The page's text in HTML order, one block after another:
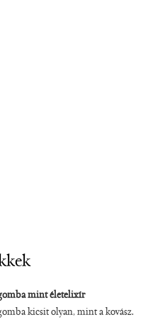
mint életelixír
kicsit olyan, mint a kovász.